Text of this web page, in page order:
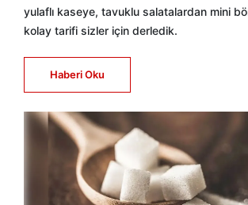
yulaflı kaseye, tavuklu salatalardan mini
kolay tarifi sizler için derledik.
Haberi Oku